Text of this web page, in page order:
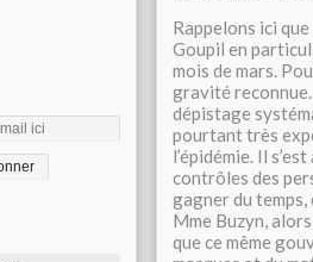
Rappelons ici
Goupil en
mois de mars.
gravité
dépistage
pourtant très
l’épidémie. Il
contrôles des
gagner du temps,
Mme Buzyn,
que ce même